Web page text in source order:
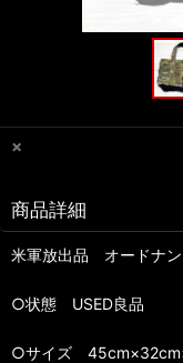
×
商品詳細
米軍放出品 オードナ
○状態 USED良品
○サイズ